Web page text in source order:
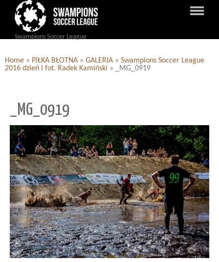
Swampions Soccer League
Home » PIŁKA BŁOTNA » GALERIA » Swampions Soccer League
2016 dzień I fot. Radek Kamiński » _MG_0919
_MG_0919